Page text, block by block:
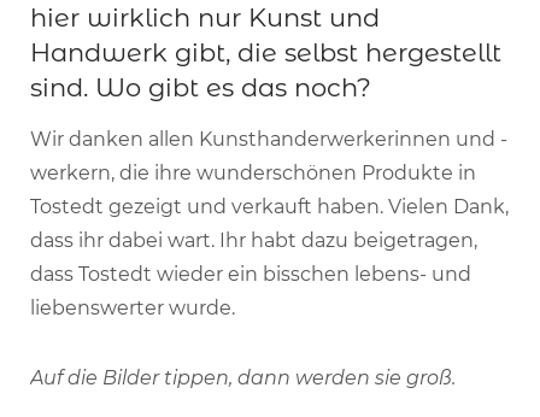
hier wirklich nur Kunst und
Handwerk gibt, die selbst hergestellt
sind. Wo gibt es das noch?
Wir danken allen Kunsthanderwerkerinnen und -
werkern, die ihre wunderschönen Produkte in
Tostedt gezeigt und verkauft haben. Vielen Dank,
dass ihr dabei wart. Ihr habt dazu beigetragen,
dass Tostedt wieder ein bisschen lebens- und
liebenswerter wurde.
Auf die Bilder tippen, dann werden sie groß.